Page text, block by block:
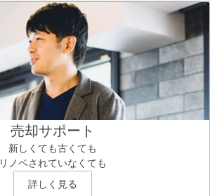
売却サポート
新しくても古くても
リノベされていなくても
詳しく見る